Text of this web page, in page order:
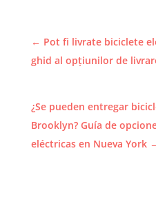
← Pot fi livrate biciclete
ghid al opțiunilor de
¿Se pueden entregar
Brooklyn? Guía de
eléctricas en Nueva York